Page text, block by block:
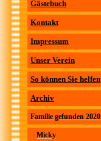
Gästebuch
Kontakt
Impressum
Unser Verein
So können Sie helfen
Archiv
Familie gefunden 2020
Micky